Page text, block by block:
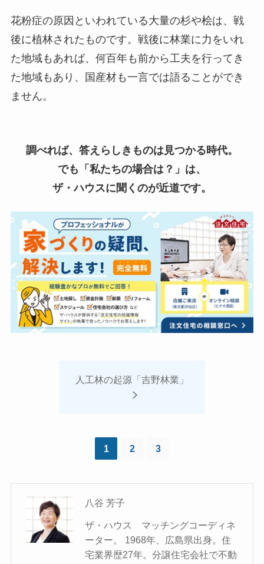
花粉症の原因といわれている大量の杉や桧は、戦
後に植林されたものです。戦後に林業に力をいれ
た地域もあれば、何百年も前から工夫を行ってき
た地域もあり、国産材も一言では語ることができ
ません。
調べれば、答えらしきものは見つかる時代。
でも「私たちの場合は？」は、
ザ・ハウスに聞くのが近道です。
人工林の起源「吉野林業」
1 2 3
八谷 芳子
ザ・ハウス マッチングコーディネ
ーター。 1968年、広島県出身。住
宅業界歴27年。分譲住宅会社で不動